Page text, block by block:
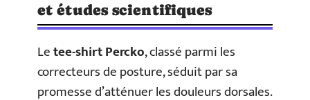
et études scientifiques
Letee-shirt Percko, classé parmi les
correcteurs de posture, séduit par sa
promesse d’atténuer les douleurs dorsales.